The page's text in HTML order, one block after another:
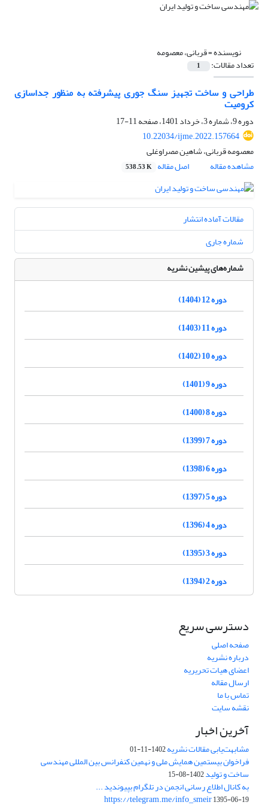
نویسنده =قربانی، معصومه
تعداد مقالات: 1
طراحی و ساخت تجهیز سنگ جوری پیشرفته به منظور جداسازی
کرومیت
دوره 9، شماره 3، خرداد 1401، صفحه
11-17
10.22034/ijme.2022.157664
معصومه قربانی، شاهین مصراوغلی
مشاهده مقاله
اصل مقاله 538.53 K
مقالات آماده انتشار
شماره جاری
شماره‌های پیشین نشریه
دوره 12 (1404)
دوره 11 (1403)
دوره 10 (1402)
دوره 9 (1401)
دوره 8 (1400)
دوره 7 (1399)
دوره 6 (1398)
دوره 5 (1397)
دوره 4 (1396)
دوره 3 (1395)
دوره 2 (1394)
دسترسی سریع
صفحه اصلی
درباره نشریه
اعضای هیات تحریریه
ارسال مقاله
تماس با ما
نقشه سایت
آخرین اخبار
مشابهت‌یابی مقالات نشریه1402-11-01
فراخوان بیستمین همایش ملی و نهمین کنفرانس بین المللی مهندسی
ساخت و تولید1402-08-15
به کانال اطلاع رسانی انجمن در تلگرام بپیوندید ...
https://telegram.me/info_smeir1395-06-19